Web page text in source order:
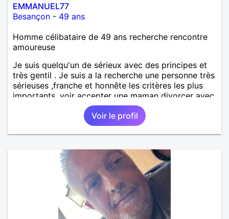
EMMANUEL77
Besançon - 49 ans
Homme célibataire de 49 ans recherche rencontre
amoureuse
Je suis quelqu'un de sérieux avec des principes et
très gentil . Je suis a la recherche une personne très
sérieuses ,franche et honnête les critères les plus
importants, voir accepter une maman divorcer avec
son enfant il n y a aucun problème. S' abstenir au
personne non sérieuse merci. Recherche dans un
premier temps dialogue et apprendre à connaître la
personne puis dans un deuxième temps relation plus
professionnelle et agent de sécurité privée et
agents SIAP1. ET télésurveillance et vidéo
protection dans les casino supermarché. en CDI
Mes passions. Sont la robotique ,vtt ,Echeque
,astronomie . Service militaire belfort 35 régiment d
infanterie et engager sur 5 ans.de (1998 a 2003.)
Voir le profil